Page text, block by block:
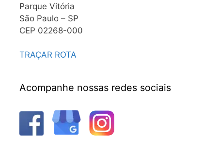
Parque Vitória
São Paulo – SP
CEP 02268-000
TRAÇAR ROTA
Acompanhe nossas redes sociais